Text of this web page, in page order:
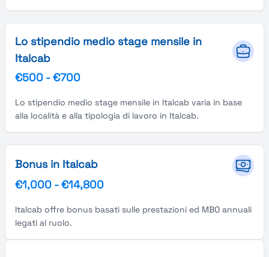
Lo stipendio medio stage mensile in
Italcab
€500 -€700
Lo stipendio medio stage mensile in Italcab varia in base
alla località e alla tipologia di lavoro in Italcab.
Bonus in Italcab
€1,000 -€14,800
Italcab offre bonus basati sulle prestazioni ed MBO annuali
legati al ruolo.